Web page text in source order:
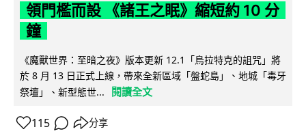
領門檻而設 《諸王之眠》縮短約 10 分
鐘
《魔獸世界：至暗之夜》版本更新 12.1「烏拉特克的詛咒」將
於 8 月 13 日正式上線，帶來全新區域「盤蛇島」、地城「毒牙
祭壇」、新型態世...
閱讀全文
115 分享